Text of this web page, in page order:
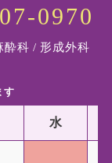
0970
酔科 / 形成外科
す
水